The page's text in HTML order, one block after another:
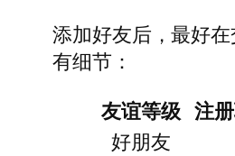
添加好友后，最好
有细节：
友谊等级 注
好朋友